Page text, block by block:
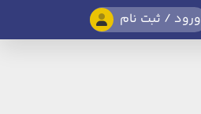
ورود / ثبت نام